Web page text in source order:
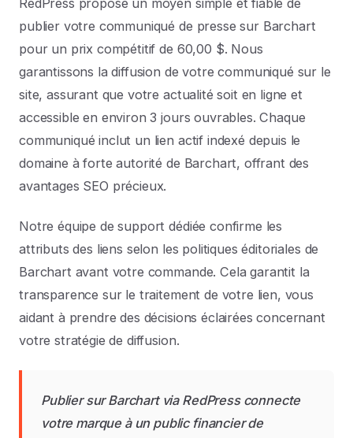
RedPress propose un moyen simple et fiable de
publier votre communiqué de presse sur Barchart
pour un prix compétitif de 60,00 $. Nous
garantissons la diffusion de votre communiqué sur le
site, assurant que votre actualité soit en ligne et
accessible en environ 3 jours ouvrables. Chaque
communiqué inclut un lien actif indexé depuis le
domaine à forte autorité de Barchart, offrant des
avantages SEO précieux.
Notre équipe de support dédiée confirme les
attributs des liens selon les politiques éditoriales de
Barchart avant votre commande. Cela garantit la
transparence sur le traitement de votre lien, vous
aidant à prendre des décisions éclairées concernant
votre stratégie de diffusion.
Publier sur Barchart via RedPress connecte
votre marque à un public financier de